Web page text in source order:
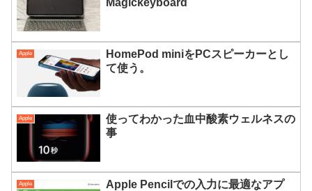
Magickeyboard
Apple
HomePod miniをPCスピーカーとし
て使う。
Apple
使ってわかった血中酸素ウェルネスの
事
Apple
Apple Pencilでの入力に最適なアプ